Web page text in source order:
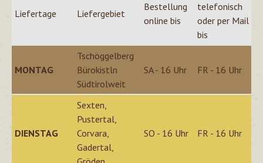
Liefertage Liefergebiet
Bestellung
online bis
telefonisch
oder per Mail
bis
MONTAG
Tschöggelberg
Bürokistln
Südtirolweit
SA - 16 Uhr FR - 16 Uhr
DIENSTAG
Sexten,
Pustertal,
Corvara,
Gadertal,
SO - 16 Uhr FR - 16 Uhr